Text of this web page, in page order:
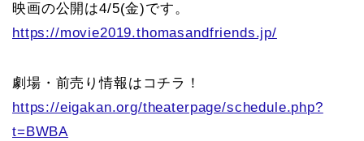
映画の公開は4/5(金)です。
https://movie2019.thomasandfriends.jp/
劇場・前売り情報はコチラ！
https://eigakan.org/theaterpage/schedule.php?
t=BWBA